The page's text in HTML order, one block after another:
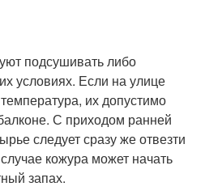
подсушивать либо
условиях. Если на улице
их допустимо
С приходом ранней
следует сразу же отвезти
кожура может начать
запах.